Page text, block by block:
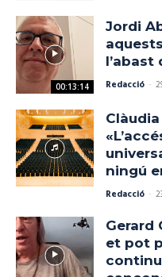
00:13:14
Jordi
l’abast
Redacció -
ningú
Redacció -
Gerard
et pot